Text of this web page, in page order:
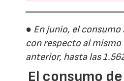
● En junio, el consumo
con respecto al mismo
anterior, hasta las
El consumo de